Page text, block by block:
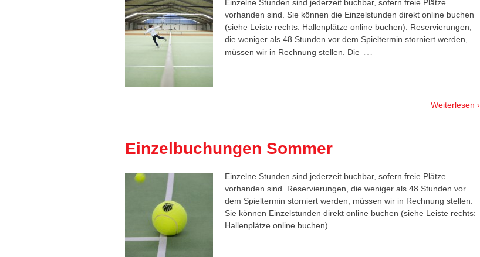
Einzelne Stunden sind jederzeit buchbar, sofern freie Plätze
vorhanden sind. Sie können die Einzelstunden direkt online buchen
(siehe Leiste rechts: Hallenplätze online buchen). Reservierungen,
die weniger als 48 Stunden vor dem Spieltermin storniert werden,
müssen wir in Rechnung stellen. Die …
Weiterlesen ›
Einzelbuchungen Sommer
Einzelne Stunden sind jederzeit buchbar, sofern freie Plätze
vorhanden sind. Reservierungen, die weniger als 48 Stunden vor
dem Spieltermin storniert werden, müssen wir in Rechnung stellen.
Sie können Einzelstunden direkt online buchen (siehe Leiste rechts:
Hallenplätze online buchen).